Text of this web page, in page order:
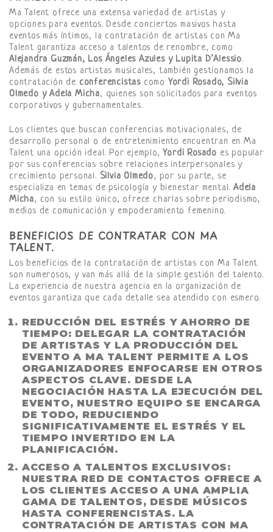
Ma Talent ofrece una extensa variedad de artistas y
opciones para eventos. Desde conciertos masivos hasta
eventos más íntimos, la contratación de artistas con Ma
Talent garantiza acceso a talentos de renombre, como
Alejandra Guzmán, Los Ángeles Azules y Lupita D’Alessio.
Además de estos artistas musicales, también gestionamos la
contratación de conferencistas como Yordi Rosado, Silvia
Olmedo y Adela Micha, quienes son solicitados para eventos
corporativos y gubernamentales.
Los clientes que buscan conferencias motivacionales, de
desarrollo personal o de entretenimiento encuentran en Ma
Talent una opción ideal. Por ejemplo,Yordi Rosado es popular
por sus conferencias sobre relaciones interpersonales y
crecimiento personal. Silvia Olmedo, por su parte, se
especializa en temas de psicología y bienestar mental. Adela
Micha, con su estilo único, ofrece charlas sobre periodismo,
medios de comunicación y empoderamiento femenino.
BENEFICIOS DE CONTRATAR CON MA
TALENT.
Los beneficios de la contratación de artistas con Ma Talent
son numerosos, y van más allá de la simple gestión del talento.
La experiencia de nuestra agencia en la organización de
eventos garantiza que cada detalle sea atendido con esmero.
REDUCCIÓN DEL ESTRÉS Y AHORRO DE
TIEMPO: DELEGAR LA CONTRATACIÓN
DE ARTISTAS Y LA PRODUCCIÓN DEL
EVENTO A MA TALENT PERMITE A LOS
ORGANIZADORES ENFOCARSE EN OTROS
ASPECTOS CLAVE. DESDE LA
NEGOCIACIÓN HASTA LA EJECUCIÓN DEL
EVENTO, NUESTRO EQUIPO SE ENCARGA
DE TODO, REDUCIENDO
SIGNIFICATIVAMENTE EL ESTRÉS Y EL
TIEMPO INVERTIDO EN LA
PLANIFICACIÓN.
ACCESO A TALENTOS EXCLUSIVOS:
NUESTRA RED DE CONTACTOS OFRECE A
LOS CLIENTES ACCESO A UNA AMPLIA
GAMA DE TALENTOS, DESDE MÚSICOS
HASTA CONFERENCISTAS. LA
CONTRATACIÓN DE ARTISTAS CON MA